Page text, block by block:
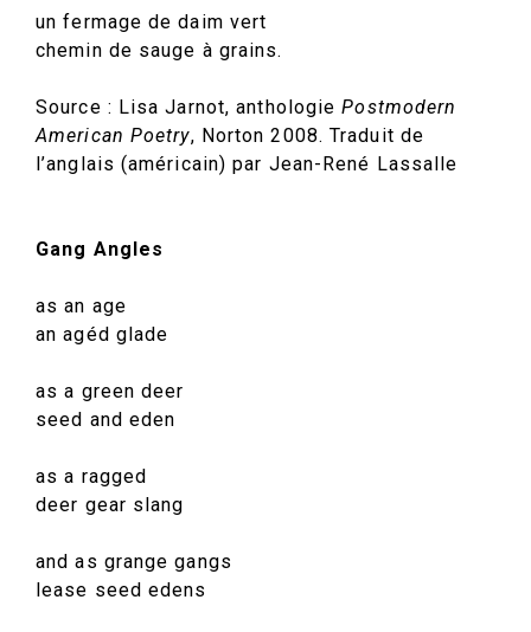
un fermage de daim vert
chemin de sauge à grains.
Source : Lisa Jarnot, anthologiePostmodern
American Poetry, Norton 2008. Traduit de
l’anglais (américain) par Jean-René Lassalle
Gang Angles
as an age
an agéd glade
as a green deer
seed and eden
as a ragged
deer gear slang
and as grange gangs
lease seed edens